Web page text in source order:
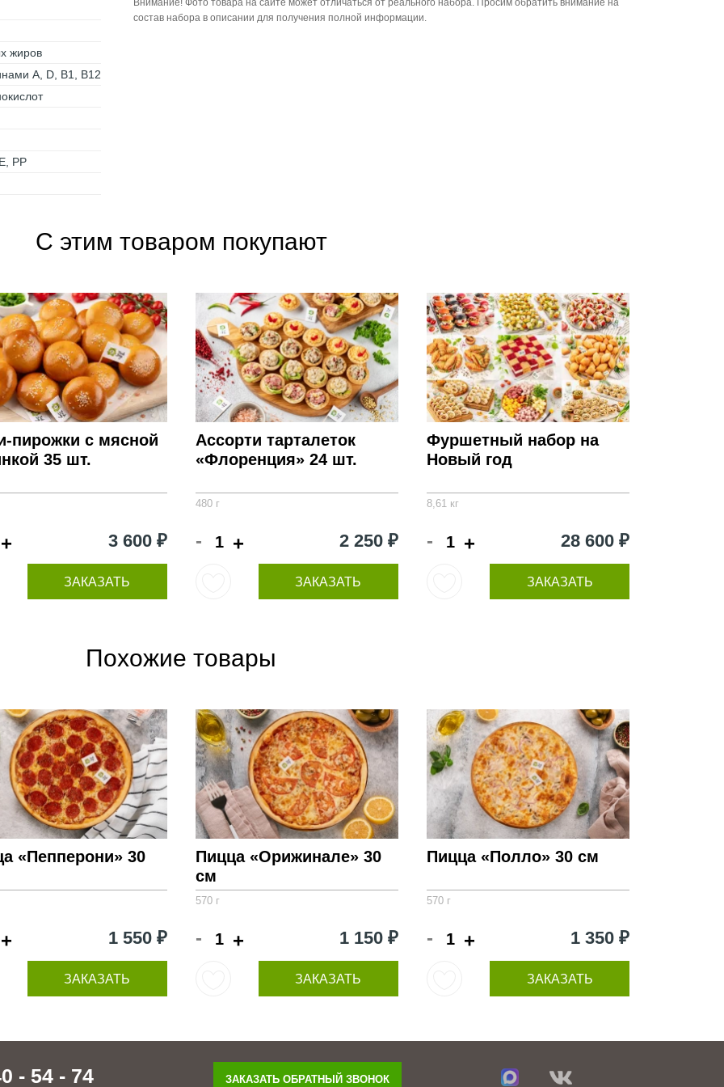
жиров
A, D, B1, B12
РР
Внимание! Фото товара на сайте может отличаться от реального набора. Просим обратить внимание на
состав набора в описании для получения полной информации.
С этим товаром покупают
пирожки с мясной
35 шт.
+ 3 600 ₽
ЗАКАЗАТЬ
Ассорти тарталеток
«Флоренция» 24 шт.
480 г
- + 2 250 ₽
ЗАКАЗАТЬ
Фуршетный набор на
Новый год
8,61 кг
- + 28 600 ₽
ЗАКАЗАТЬ
Похожие товары
«Пепперони» 30
+ 1 550 ₽
ЗАКАЗАТЬ
Пицца «Орижинале» 30
см
570 г
- + 1 150 ₽
ЗАКАЗАТЬ
Пицца «Полло» 30 см
570 г
- + 1 350 ₽
ЗАКАЗАТЬ
- 54 - 74 ЗАКАЗАТЬ ОБРАТНЫЙ ЗВОНОК